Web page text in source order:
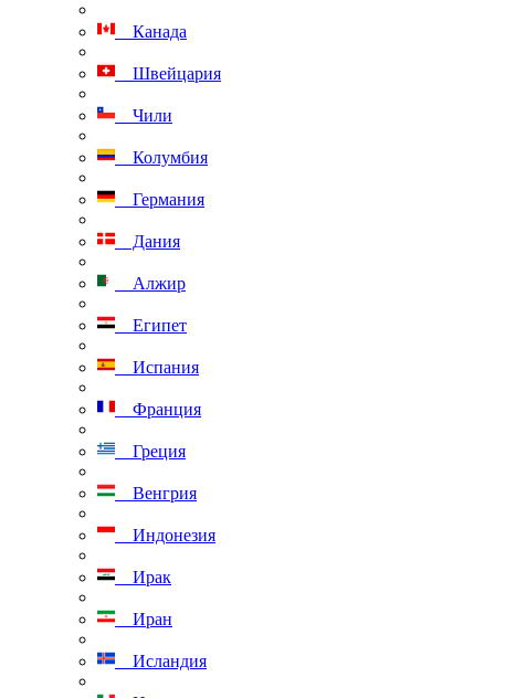
Канада
Швейцария
Чили
Колумбия
Германия
Дания
Алжир
Египет
Испания
Франция
Греция
Венгрия
Индонезия
Ирак
Иран
Исландия